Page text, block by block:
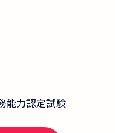
能力認定試験